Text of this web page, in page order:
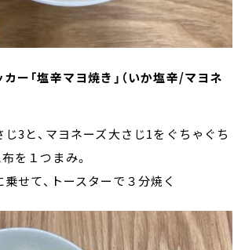
ー「塩辛マヨ焼き」（いか塩辛/マヨネ
3と、マヨネーズ大さじ1をぐちゃぐち
を１つまみ。
せて、トースターで３分焼く